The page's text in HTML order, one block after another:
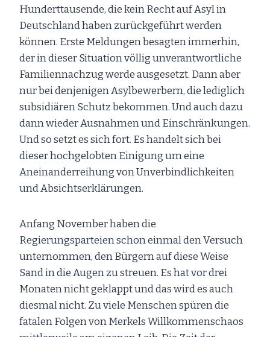
Hunderttausende, die kein Recht auf Asyl in
Deutschland haben zurückgeführt werden
können. Erste Meldungen besagten immerhin,
der in dieser Situation völlig unverantwortliche
Familiennachzug werde ausgesetzt. Dann aber
nur bei denjenigen Asylbewerbern, die lediglich
subsidiären Schutz bekommen. Und auch dazu
dann wieder Ausnahmen und Einschränkungen.
Und so setzt es sich fort. Es handelt sich bei
dieser hochgelobten Einigung um eine
Aneinanderreihung von Unverbindlichkeiten
und Absichtserklärungen.
Anfang November haben die
Regierungsparteien schon einmal den Versuch
unternommen, den Bürgern auf diese Weise
Sand in die Augen zu streuen. Es hat vor drei
Monaten nicht geklappt und das wird es auch
diesmal nicht. Zu viele Menschen spüren die
fatalen Folgen von Merkels Willkommenschaos